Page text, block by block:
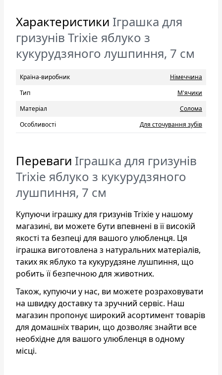
Характеристики Іграшка для
гризунів Trixie яблуко з
кукурудзяного лушпиння, 7 см
Країна-виробник
Нiмеччина
Тип
М'ячики
Матеріал
Солома
Особливості
Для сточування зубів
Переваги Іграшка для гризунів
Trixie яблуко з кукурудзяного
лушпиння, 7 см
Купуючи іграшку для гризунів Trixie у нашому
магазині, ви можете бути впевнені в її високій
якості та безпеці для вашого улюбленця. Ця
іграшка виготовлена з натуральних матеріалів,
таких як яблуко та кукурудзяне лушпиння, що
робить її безпечною для животних.
Також, купуючи у нас, ви можете розраховувати
на швидку доставку та зручний сервіс. Наш
магазин пропонує широкий асортимент товарів
для домашніх тварин, що дозволяє знайти все
необхідне для вашого улюбленця в одному
місці.